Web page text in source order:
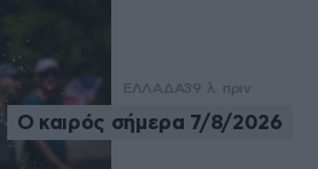
ΕΛΛΑΔΑ39 λ. πριν
Ο καιρός σήμερα 7/8/2026